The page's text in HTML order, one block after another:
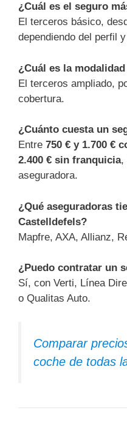
¿Cuál es el seguro
El terceros básico,
dependiendo del perfil
¿Cuál es la
El terceros ampliado,
cobertura.
¿Cuánto cuesta un
Entre 750 € y 1.700 €
2.400 € sin franquicia,
aseguradora.
¿Qué aseguradoras
Castelldefels?
Mapfre, AXA, Allianz,
¿Puedo contratar un
Sí, con Verti, Línea
o Qualitas Auto.
Comparar
coche de todas